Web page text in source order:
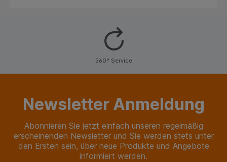
360° Service
Newsletter Anmeldung
Abonnieren Sie jetzt einfach unseren regelmäßig
erscheinenden Newsletter und Sie werden stets unter
den Ersten sein, über neue Produkte und Angebote
informiert werden.